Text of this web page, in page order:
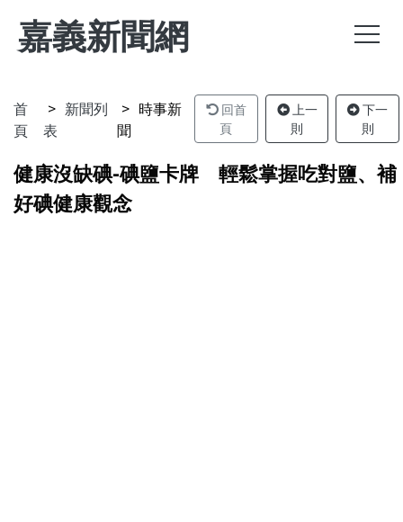
嘉義新聞網
首
頁
新聞列
表
時事新
聞
回首
頁
上一
則
下一
則
健康沒缺碘-碘鹽卡牌 輕鬆掌握吃對鹽、補
好碘健康觀念